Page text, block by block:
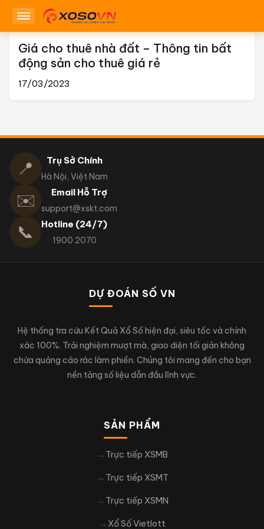
Giá cho thuê nhà đất – Thông tin bất
động sản cho thuê giá rẻ
17/03/2023
📍 Trụ Sở Chính
Hà Nội, Việt Nam
✉️ Email Hỗ Trợ
support@xskt.com
📞 Hotline (24/7)
1900 2070
DỰ ĐOÁN SỐ VN
Hệ thống tra cứu Kết Quả Xổ Số hiện đại, siêu tốc và chính
xác 100%. Trải nghiệm mượt mà, giao diện tối giản không
chứa quảng cáo rác làm phiền. Chúng tôi mang đến cho bạn
nền tảng số liệu dẫn đầu lĩnh vực.
SẢN PHẨM
Trực tiếp XSMB
Trực tiếp XSMT
Trực tiếp XSMN
Xổ Số Vietlott